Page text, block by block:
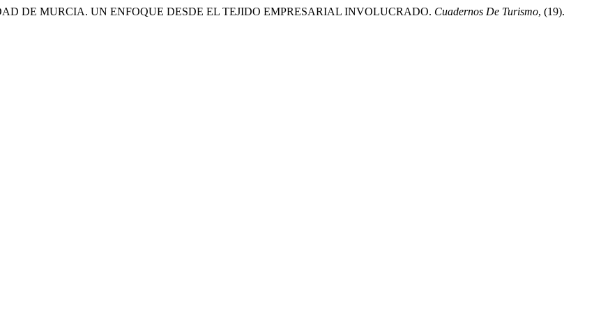
DE MURCIA. UN ENFOQUE DESDE EL TEJIDO EMPRESARIAL INVOLUCRADO. Cuadernos De Turismo, (19).